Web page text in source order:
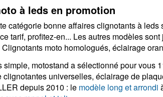
à leds en promotion
catégorie bonne affaires clignotants à
tarif, profitez-en... Les autres modèles
moto homologués, éclairage
motostand a sélectionné pour vous
universelles, éclairage de
depuis 2010 : le modèle long et arrondi